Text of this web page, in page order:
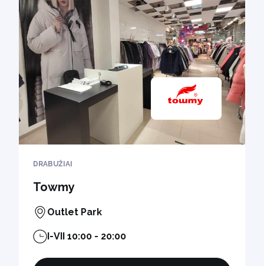
DRABUŽIAI
Towmy
Outlet Park
I-VII 10:00 - 20:00